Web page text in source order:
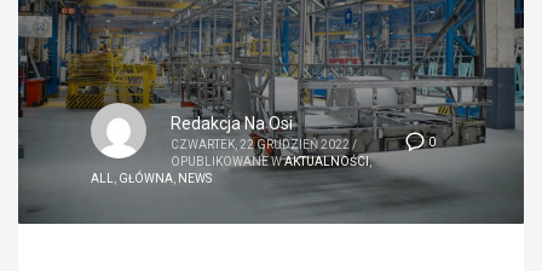
0
Redakcja Na Osi
CZWARTEK, 22 GRUDZIEŃ 2022 /
OPUBLIKOWANE WAKTUALNOŚCI,
ALL
GŁÓWNA NEWS